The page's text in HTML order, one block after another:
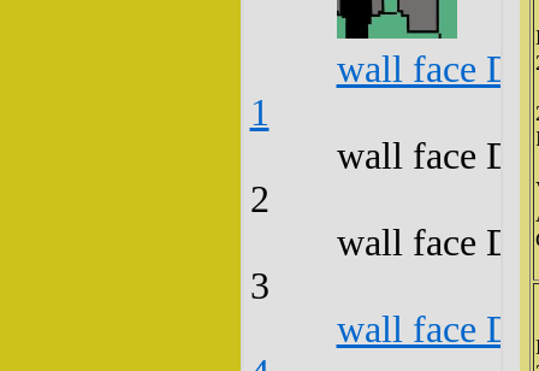
wall face
1
wall face
2
wall face
3
wall face